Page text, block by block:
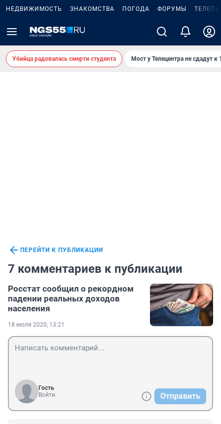
НЕДВИЖИМОСТЬ ЗНАКОМСТВА ПОГОДА ФОРУМЫ
Убийца радовалась смерти студента Мост у Телецентра не сдадут к
ПЕРЕЙТИ К ПУБЛИКАЦИИ
7 комментариев к публикации
Росстат сообщил о рекордном
падении реальных доходов
населения
18 июля 2020, 13:21
Гость
Войти
Отправить